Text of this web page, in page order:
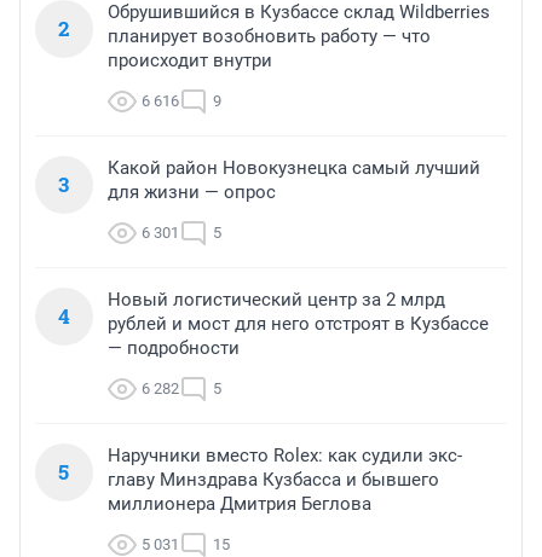
2
Обрушившийся в Кузбассе склад Wildberries
планирует возобновить работу — что
происходит внутри
6 616 9
3
Какой район Новокузнецка самый лучший
для жизни — опрос
6 301 5
4
Новый логистический центр за 2 млрд
рублей и мост для него отстроят в Кузбассе
— подробности
6 282 5
5
Наручники вместо Rolex: как судили экс-
главу Минздрава Кузбасса и бывшего
миллионера Дмитрия Беглова
5 031 15